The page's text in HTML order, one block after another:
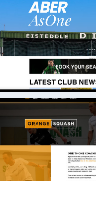
Town FC
Squash